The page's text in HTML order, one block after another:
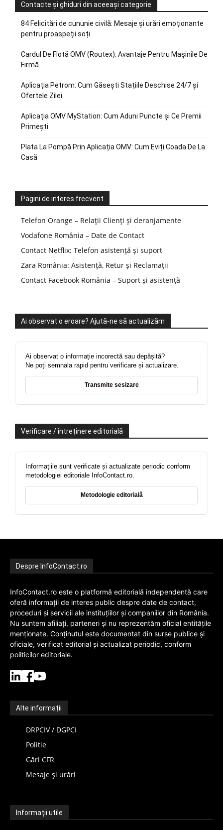
Contacte și ghiduri din aceeași categorie
84 Felicitări de cununie civilă: Mesaje și urări emoționante
pentru proaspeții soți
Cardul De Flotă OMV (Routex): Avantaje Pentru Mașinile De
Firmă
Aplicația Petrom: Cum Găsești Stațiile Deschise 24/7 și
Ofertele Zilei
Aplicația OMV MyStation: Cum Aduni Puncte și Ce Premii
Primești
Plata La Pompă Prin Aplicația OMV: Cum Eviți Coada De La
Casă
Pagini de interes frecvent
Telefon Orange – Relații Clienți și deranjamente
Vodafone România – Date de Contact
Contact Netflix: Telefon asistență și suport
Zara România: Asistență, Retur și Reclamații
Contact Facebook România – Suport și asistență
Ai observat o eroare? Ajută-ne să actualizăm
Ai observat o informație incorectă sau depășită?
Ne poți semnala rapid pentru verificare și actualizare.
Transmite sesizare
Verificare / întreținere editorială
Informațiile sunt verificate și actualizate periodic conform
metodologiei editoriale InfoContact.ro.
Metodologie editorială
Despre InfoContact.ro
InfoContact.ro este o platformă editorială independentă care
oferă informații de interes public despre date de contact,
proceduri și servicii ale instituțiilor și companiilor din România.
Nu suntem afiliați, parteneri și nu reprezentăm oficial entitățile
menționate. Conținutul este documentat din surse publice și
oficiale, verificat editorial și actualizat periodic, conform
politicilor editoriale.
Alte informații
DRPCIV / DGPCI
Politie
Gări CFR
Mesaje și urări
Informații utile